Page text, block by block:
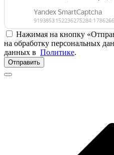
Нажимая на кнопку
на обработку персональных
данных в Политике.
Отправить